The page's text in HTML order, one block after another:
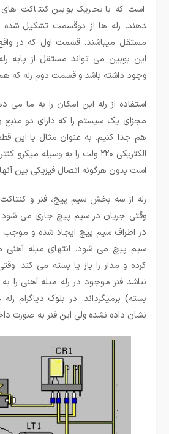
دهند. رله ها از دوقسمت تشکیل شده
مستقل می­باشند. قسمت اول که در
این بوبین می تواند مستقل از پایه
وجود داشته باشد و قسمت دوم رله که
استفاده از رله این امکان را به ما
مجزای یک سیستم را که دارای دو منبع
هم جدا کنیم. به عنوان مثال با این
است بدون هرگونه اتصال فیزیکی بین آنها
رله از سه بخش سیم پیچ، فنر و
وقتی جریان در سیم پیچ جاری می
در اطراف سیم پیچ ایجاد شده و
سیم پیچ می شود. انتهای میله
کرده و مدار را باز یا بسته می کند.
نباشد فنر موجود در رله میله آهنی را
بسته) برمیگرداند. در بلوک دیاگرام رله
نشان داده نشده ولی این فنر به صورت